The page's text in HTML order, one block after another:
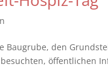
Baugrube, den
öffentlichen